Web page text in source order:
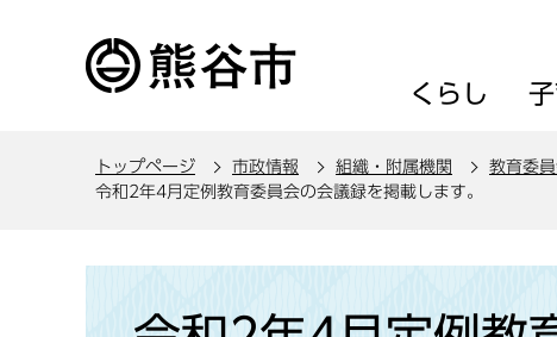
くらし
トップページ 市政情報 組織・附属機関 教育委
令和2年4月定例教育委員会の会議録を掲載します。